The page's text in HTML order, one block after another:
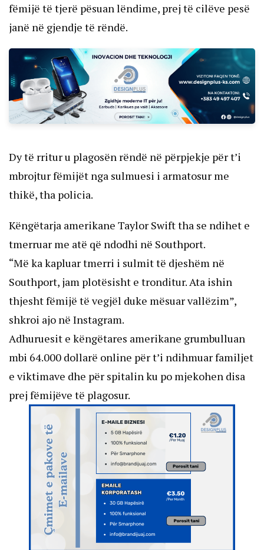
fëmijë të tjerë pësuan lëndime, prej të cilëve pesë
janë në gjendje të rëndë.
Dy të rritur u plagosën rëndë në përpjekje për t’i
mbrojtur fëmijët nga sulmuesi i armatosur me
thikë, tha policia.
Këngëtarja amerikane Taylor Swift tha se ndihet e
tmerruar me atë që ndodhi në Southport.
“Më ka kapluar tmerri i sulmit të djeshëm në
Southport, jam plotësisht e tronditur. Ata ishin
thjesht fëmijë të vegjël duke mësuar vallëzim”,
shkroi ajo në Instagram.
Adhuruesit e këngëtares amerikane grumbulluan
mbi 64.000 dollarë online për t’i ndihmuar familjet
e viktimave dhe për spitalin ku po mjekohen disa
prej fëmijëve të plagosur.